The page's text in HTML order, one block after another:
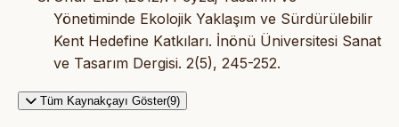
Yönetiminde Ekolojik Yaklaşım ve Sürdürülebilir
Kent Hedefine Katkıları. İnönü Üniversitesi Sanat
ve Tasarım Dergisi. 2(5), 245-252.
Tüm Kaynakçayı Göster(9)